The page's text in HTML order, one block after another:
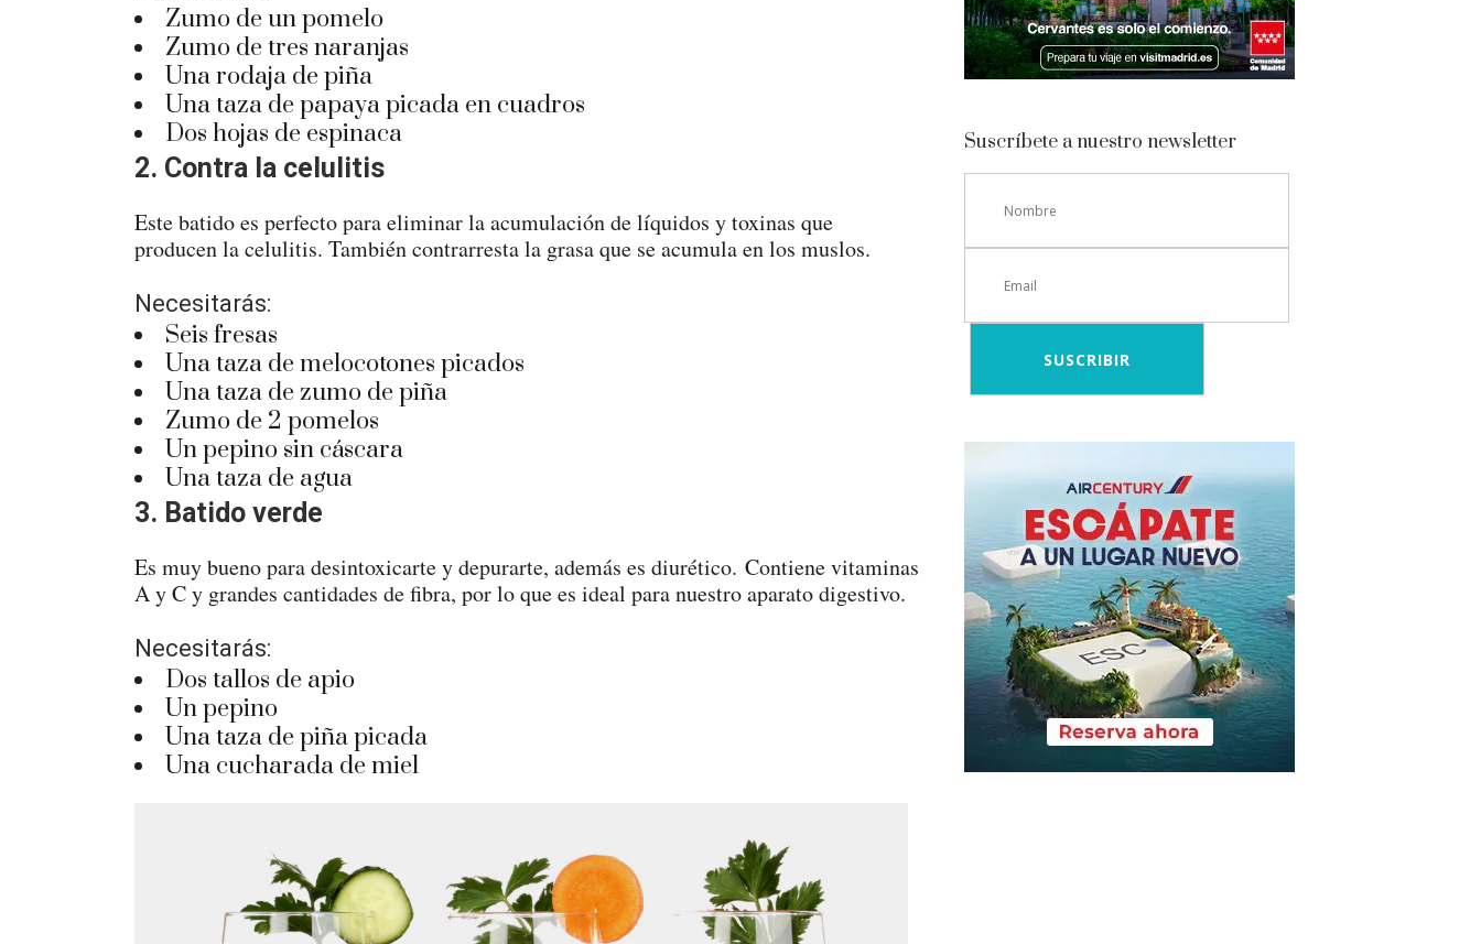
Zumo de un pomelo
Zumo de tres naranjas
Una rodaja de piña
Una taza de papaya picada en cuadros
Dos hojas de espinaca
2. Contra la celulitis
Este batido es perfecto para eliminar la acumulación de líquidos y toxinas que
producen la celulitis. También contrarresta la grasa que se acumula en los muslos.
Necesitarás:
Seis fresas
Una taza de melocotones picados
Una taza de zumo de piña
Zumo de 2 pomelos
Un pepino sin cáscara
Una taza de agua
3. Batido verde
Es muy bueno para desintoxicarte y depurarte, además es diurético. Contiene vitaminas
A y C y grandes cantidades de fibra, por lo que es ideal para nuestro aparato digestivo.
Necesitarás:
Dos tallos de apio
Un pepino
Una taza de piña picada
Una cucharada de miel
Suscríbete a nuestro newsletter